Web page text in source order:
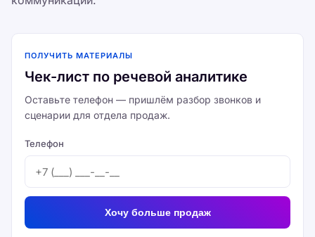
ПОЛУЧИТЬ МАТЕРИАЛЫ
Чек-лист по речевой аналитике
Оставьте телефон — пришлём разбор звонков и
сценарии для отдела продаж.
Телефон
Хочу больше продаж